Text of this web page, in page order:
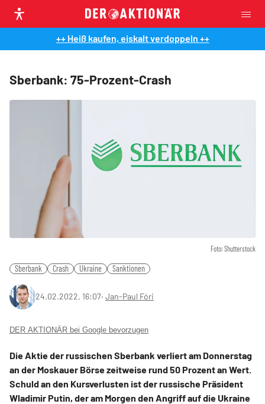
++ Heiß kaufen, eiskalt verdoppeln ++
Sberbank: 75-Prozent-Crash
Foto: Shutterstock
Sberbank Crash Ukraine Sanktionen
24.02.2022, 16:07‧ Jan-Paul Fóri
DER AKTIONÄR bei Google bevorzugen
Die Aktie der russischen Sberbank verliert am Donnerstag
an der Moskauer Börse zeitweise rund 50 Prozent an Wert.
Schuld an den Kursverlusten ist der russische Präsident
Wladimir Putin, der am Morgen den Angriff auf die Ukraine